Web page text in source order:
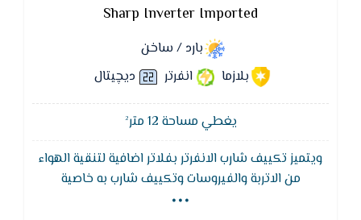
Sharp Inverter Imported
بارد / ساخن
بلازما
انفرتر ديچيتال
يغطي مساحة 12 متر²
ويتميز تكييف شارب الانفرتر بفلاتر اضافية لتنقية الهواء
من الاتربة والفيروسات وتكييف شارب به خاصية
الاستشعار عن بعد وتلك الخاصية هي التي تقدم لكم
...